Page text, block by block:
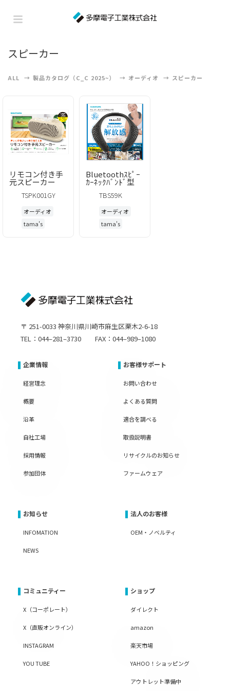
スピーカー
ALL 製品カタログ（C_C 2025~） オーディオ スピーカー
リモコン付き手
元スピーカー
TSPK001GY
オーディオ
tama's
Bluetoothｽﾋﾟｰ
ｶｰﾈｯｸﾊﾞﾝﾄﾞ型
TBS59K
オーディオ
tama's
〒 251-0033 神奈川県川崎市麻生区栗木2-6-18
TEL：044–281–3730 FAX：044–989–1080
企業情報
経営理念
概要
沿革
自社工場
採用情報
参加団体
お客様サポート
お問い合わせ
よくある質問
適合を調べる
取扱説明書
リサイクルのお知らせ
ファームウェア
お知らせ
INFOMATION
NEWS
法人のお客様
OEM・ノベルティ
コミュニティー
X（コーポレート）
X（直販オンライン）
INSTAGRAM
YOU TUBE
ショップ
ダイレクト
amazon
楽天市場
YAHOO！ショッピング
アウトレット準備中